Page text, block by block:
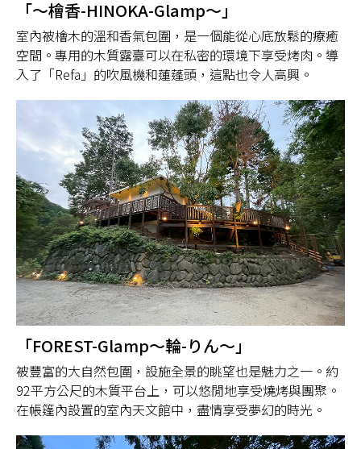
「～檜香-HINOKA-Glamp～」
室內被檜木的溫和香氣包圍，是一個能從心底放鬆的療癒
空間。專用的木質露臺可以在私密的環境下享受烤肉。導
入了「Refa」的吹風機和蓮蓬頭，這點也令人高興。
「FOREST-Glamp～輪-りん～」
被豐富的大自然包圍，設施全景的眺望也是魅力之一。約
92平方公尺的木質平台上，可以悠閒地享受燒烤與團聚。
在帳篷內設置的室內天文館中，盡情享受夢幻的時光。